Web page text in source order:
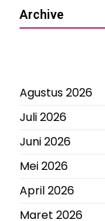
Archive
Agustus 2026
Juli 2026
Juni 2026
Mei 2026
April 2026
Maret 2026